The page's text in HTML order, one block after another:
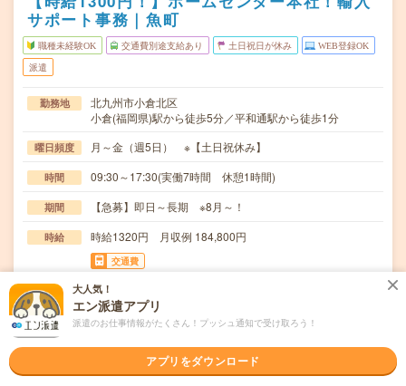
サポート事務｜魚町
職種未経験OK 交通費別途支給あり 土日祝日が休み WEB登録OK
派遣
勤務地
北九州市小倉北区
小倉(福岡県)駅から徒歩5分／平和通駅から徒歩1分
曜日頻度 月～金（週5日） ※【土日祝休み】
時間 09:30～17:30(実働7時間 休憩1時間)
期間 【急募】即日～長期 ※8月～！
時給 時給1320円 月収例 184,800円
交通費
全額支給
仕事内容
＊貿易関係のメール対応＊書類作成（輸入の手続き関係）
＊入金対応（システム使用）＊関連会社とのやりとり…
職種未経験OK / ブランクOK / パソコンスキル不要 / 英語力
不要
大人気！
エン派遣アプリ
派遣のお仕事情報がたくさん！プッシュ通知で受け取ろう！
アプリをダウンロード